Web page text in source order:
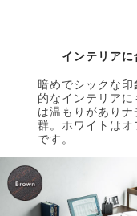
インテリア
暗めでシックな
的なインテリア
は温もりがあり
群。ホワイトは
です。